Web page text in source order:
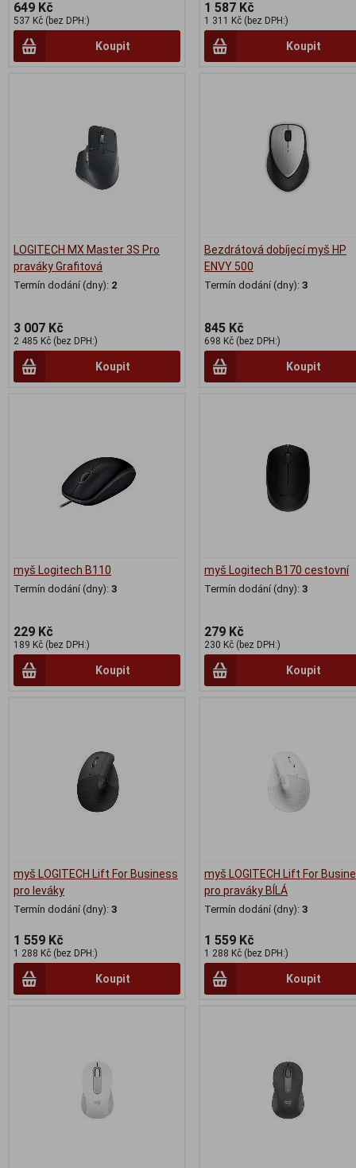
649 Kč
537 Kč (bez DPH:)
Koupit
1 587 Kč
1 311 Kč (bez DPH:)
Koupit
LOGITECH MX Master 3S Pro
praváky Grafitová
Termín dodání (dny): 2
3 007 Kč
2 485 Kč (bez DPH:)
Koupit
Bezdrátová dobíjecí myš HP
ENVY 500
Termín dodání (dny): 3
845 Kč
698 Kč (bez DPH:)
Koupit
myš Logitech B110
Termín dodání (dny): 3
229 Kč
189 Kč (bez DPH:)
Koupit
myš Logitech B170 cestovní
Termín dodání (dny): 3
279 Kč
230 Kč (bez DPH:)
Koupit
myš LOGITECH Lift For Business
pro leváky
Termín dodání (dny): 3
1 559 Kč
1 288 Kč (bez DPH:)
Koupit
myš LOGITECH Lift For
pro praváky BÍLÁ
Termín dodání (dny): 3
1 559 Kč
1 288 Kč (bez DPH:)
Koupit